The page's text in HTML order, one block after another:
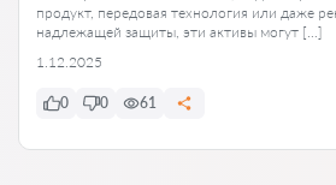
продукт, передовая технология или даже
надлежащей защиты, эти активы могут […]
1.12.2025
0 0 61